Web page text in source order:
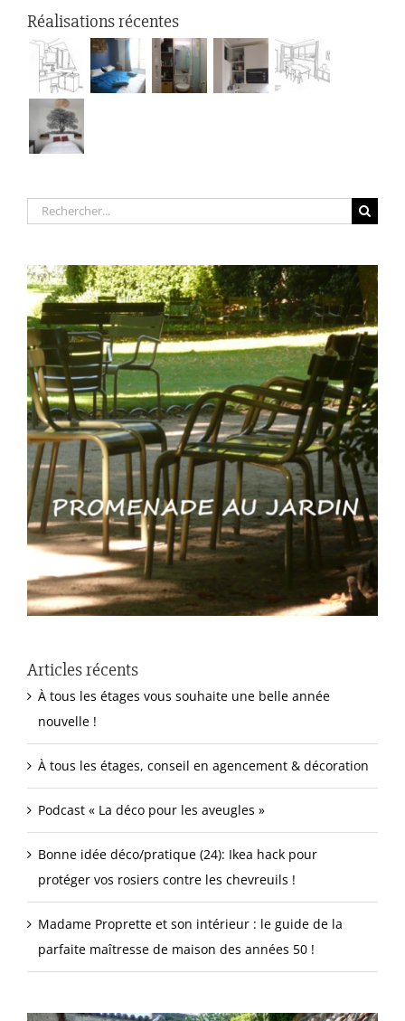
Réalisations récentes
Rechercher:
Articles récents
À tous les étages vous souhaite une belle année
nouvelle !
À tous les étages, conseil en agencement & décoration
Podcast « La déco pour les aveugles »
Bonne idée déco/pratique (24): Ikea hack pour
protéger vos rosiers contre les chevreuils !
Madame Proprette et son intérieur : le guide de la
parfaite maîtresse de maison des années 50 !